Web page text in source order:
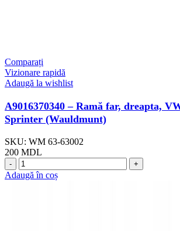
Comparați
Vizionare rapidă
Adaugă la wishlist
A9016370340 – Ramă far, dreapta,
Sprinter (Wauldmunt)
SKU: WM 63-63002
200 MDL
Adaugă în coș